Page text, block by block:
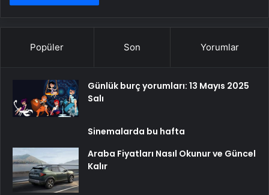
Popüler Son Yorumlar
Günlük burç yorumları: 13 Mayıs 2025
Salı
Sinemalarda bu hafta
Araba Fiyatları Nasıl Okunur ve Güncel
Kalır